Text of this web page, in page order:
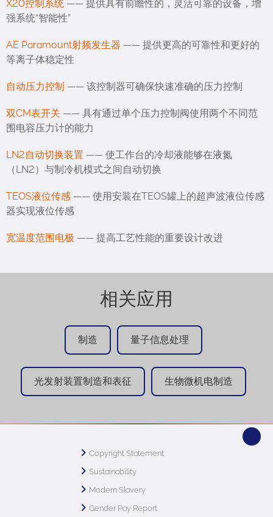
X20控制系统 —— 提供具有前瞻性的，灵活可靠的设备，增
强系统“智能性”
AE Paramount射频发生器 —— 提供更高的可靠性和更好的
等离子体稳定性
自动压力控制 —— 该控制器可确保快速准确的压力控制
双CM表开关 —— 具有通过单个压力控制阀使用两个不同范
围电容压力计的能力
LN2自动切换装置 —— 使工作台的冷却液能够在液氮
（LN2）与制冷机模式之间自动切换
TEOS液位传感 —— 使用安装在TEOS罐上的超声波液位传感
器实现液位传感
宽温度范围电极 —— 提高工艺性能的重要设计改进
相关应用
制造 量子信息处理
光发射装置制造和表征 生物微机电制造
Copyright Statement
Sustainability
Modern Slavery
Gender Pay Report